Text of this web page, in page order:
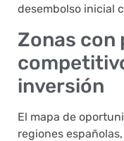
desembolso inicial
Zonas con
inversión
El mapa de
regiones